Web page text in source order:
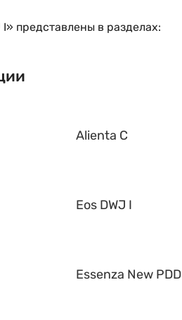
представлены в разделах:
Alienta C
Eos DWJ I
Essenza New PDD